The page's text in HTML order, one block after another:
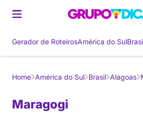
Gerador de RoteirosAmérica do Sul
Home América do Sul Brasil Alagoas
Maragogi